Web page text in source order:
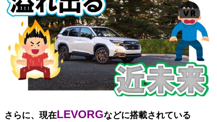
さらに、現在LEVORGなどに搭載されている